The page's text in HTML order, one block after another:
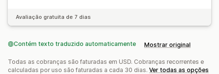
Avaliação gratuita de 7 dias
Contém texto traduzido automaticamente Mostrar original
Todas as cobranças são faturadas em USD. Cobranças recorrentes e
calculadas por uso são faturadas a cada 30 dias. Ver todas as opções